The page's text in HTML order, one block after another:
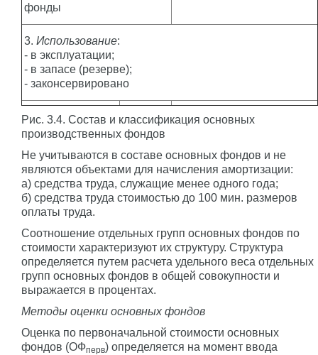
фонды
3. Использование:
- в эксплуатации;
- в запасе (резерве);
- законсервировано
Рис. 3.4. Состав и классификация основных
производственных фондов
Не учитываются в составе основных фондов и не
являются объектами для начисления амортизации:
а) средства труда, служащие менее одного года;
б) средства труда стоимостью до 100 мин. размеров
оплаты труда.
Соотношение отдельных групп основных фондов по
стоимости характеризуют их структуру. Структура
определяется путем расчета удельного веса отдельных
групп основных фондов в общей совокупности и
выражается в процентах.
Методы оценки основных фондов
Оценка по первоначальной стоимости основных
фондов (ОФперв) определяется на момент ввода